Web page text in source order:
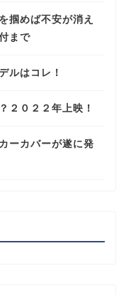
掴めば不安が消え
まで
ルはコレ！
２０２２年上映！
ーカバーが遂に発